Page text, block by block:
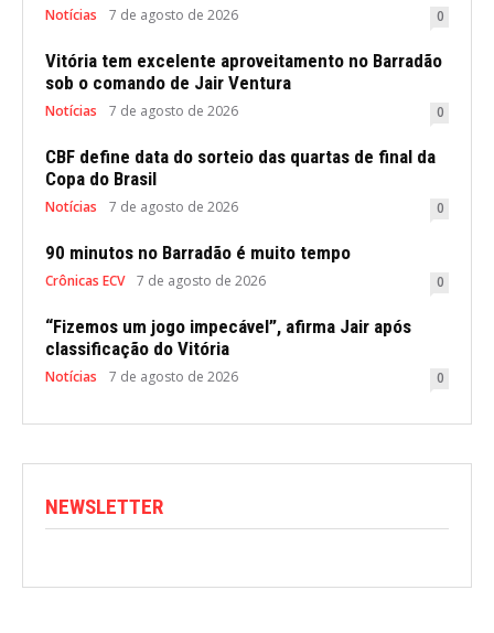
Notícias 7 de agosto de 2026 0
Vitória tem excelente aproveitamento no Barradão
sob o comando de Jair Ventura
Notícias 7 de agosto de 2026 0
CBF define data do sorteio das quartas de final da
Copa do Brasil
Notícias 7 de agosto de 2026 0
90 minutos no Barradão é muito tempo
Crônicas ECV 7 de agosto de 2026 0
“Fizemos um jogo impecável”, afirma Jair após
classificação do Vitória
Notícias 7 de agosto de 2026 0
NEWSLETTER